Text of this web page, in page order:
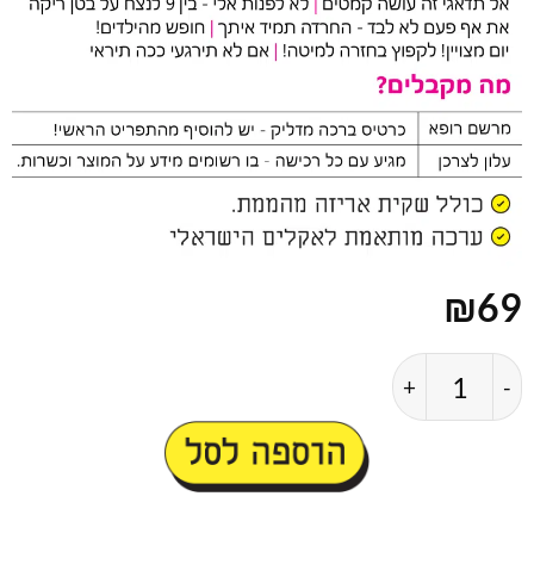
₪69
כמות של ערכת מיני אושר אנטי שיגרע לאישה
הוספה לסל